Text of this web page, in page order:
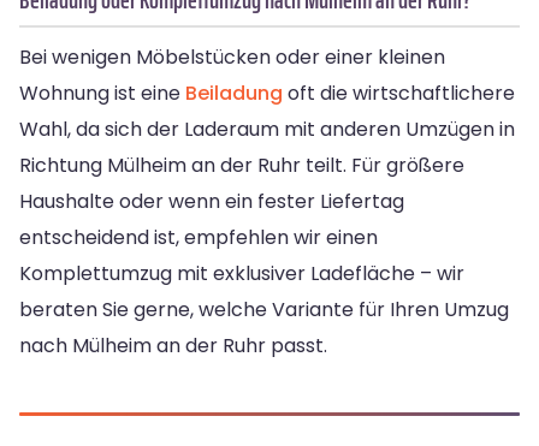
Bei wenigen Möbelstücken oder einer kleinen
Wohnung ist eine Beiladung oft die wirtschaftlichere
Wahl, da sich der Laderaum mit anderen Umzügen in
Richtung Mülheim an der Ruhr teilt. Für größere
Haushalte oder wenn ein fester Liefertag
entscheidend ist, empfehlen wir einen
Komplettumzug mit exklusiver Ladefläche – wir
beraten Sie gerne, welche Variante für Ihren Umzug
nach Mülheim an der Ruhr passt.